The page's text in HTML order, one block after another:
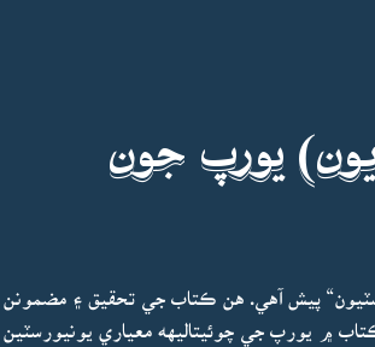
يورپ جون
پيش آهي. هن ڪتاب جي تحقيق ۽ مضمونن
۾ يورپ جي چوئيتاليهه معياري يونيورسٽين